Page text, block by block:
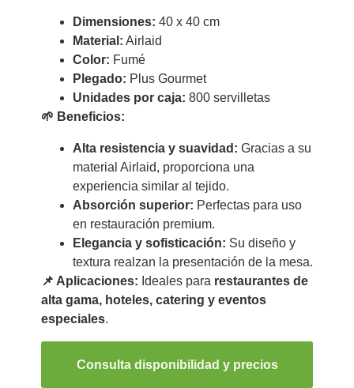
Dimensiones: 40 x 40 cm
Material: Airlaid
Color: Fumé
Plegado: Plus Gourmet
Unidades por caja: 800 servilletas
🌱 Beneficios:
Alta resistencia y suavidad: Gracias a su
material Airlaid, proporciona una
experiencia similar al tejido.
Absorción superior: Perfectas para uso
en restauración premium.
Elegancia y sofisticación: Su diseño y
textura realzan la presentación de la mesa.
📌 Aplicaciones: Ideales para restaurantes de
alta gama, hoteles, catering y eventos
especiales.
Consulta disponibilidad y precios